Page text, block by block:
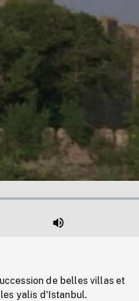
Mute
de belles villas et
yalis d'Istanbul.